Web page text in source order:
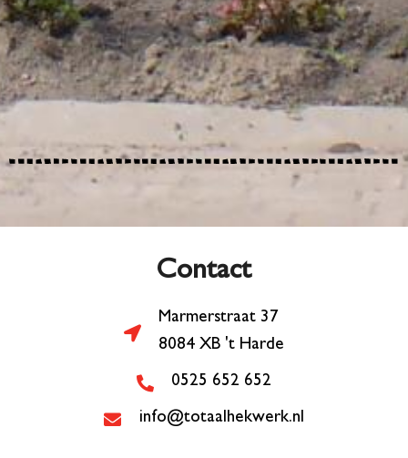
Contact
Marmerstraat 37
8084 XB 't Harde
0525 652 652
info@totaalhekwerk.nl